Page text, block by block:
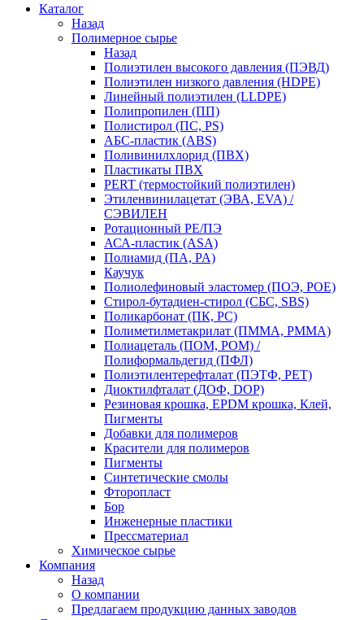
Каталог
Назад
Полимерное сырье
Назад
Полиэтилен высокого давления (ПЭВД)
Полиэтилен низкого давления (HDPE)
Линейный полиэтилен (LLDPE)
Полипропилен (ПП)
Полистирол (ПС, PS)
АБС-пластик (ABS)
Поливинилхлорид (ПВХ)
Пластикаты ПВХ
PERT (термостойкий полиэтилен)
Этиленвинилацетат (ЭВА, EVA) /
СЭВИЛЕН
Ротационный PE/ПЭ
АСА-пластик (ASA)
Полиамид (ПА, PA)
Каучук
Полиолефиновый эластомер (ПОЭ, POE)
Стирол-бутадиен-стирол (СБС, SBS)
Поликарбонат (ПК, PC)
Полиметилметакрилат (ПММА, PMMA)
Полиацеталь (ПОМ, POM) /
Полиформальдегид (ПФЛ)
Полиэтилентерефталат (ПЭТФ, PET)
Диоктилфталат (ДОФ, DOP)
Резиновая крошка, EPDM крошка, Клей,
Пигменты
Добавки для полимеров
Красители для полимеров
Пигменты
Синтетические смолы
Фторопласт
Бор
Инженерные пластики
Прессматериал
Химическое сырье
Компания
Назад
О компании
Предлагаем продукцию данных заводов